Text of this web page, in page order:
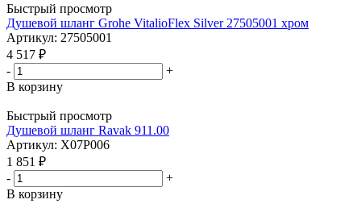
Быстрый просмотр
Душевой шланг Grohe VitalioFlex Silver 27505001 хром
Артикул: 27505001
4 517 ₽
-
+
В корзину
Быстрый просмотр
Душевой шланг Ravak 911.00
Артикул: X07P006
1 851 ₽
-
+
В корзину